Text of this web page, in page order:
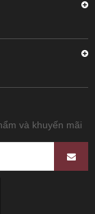
và khuyến mãi